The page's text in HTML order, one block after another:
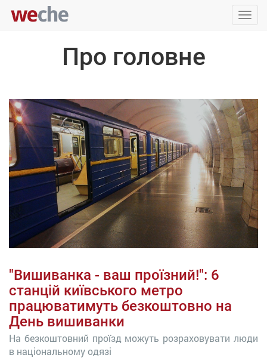
Про головне
"Вишиванка - ваш проїзний!": 6
станцій київського метро
працюватимуть безкоштовно на
День вишиванки
На безкоштовний проїзд можуть розраховувати люди
в національному одязі